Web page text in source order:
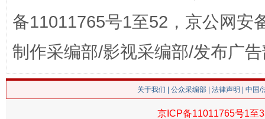
在谋一域中谋全局
备11011765号1至52，京公网安
制作采编部/影视采编部/发布广
关于我们 公众采编部 法律声明 | 中国
京ICP备11011765号1至